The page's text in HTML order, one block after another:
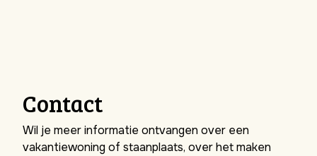
Contact
Wil je meer informatie ontvangen over een
vakantiewoning of staanplaats, over het maken